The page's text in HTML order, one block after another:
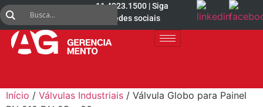
11 4223.1500 | Siga
nas redes sociais
Início / Válvulas Industriais / Válvula Globo para Painel